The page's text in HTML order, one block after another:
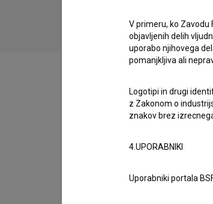
Filmografija (1)
V primeru, ko
objavljenih delih
uporabo njihovega
pomanjkljiva ali
Logotipi in drugi
z Zakonom o
znakov brez
4.UPORABNIKI
Uporabniki portala